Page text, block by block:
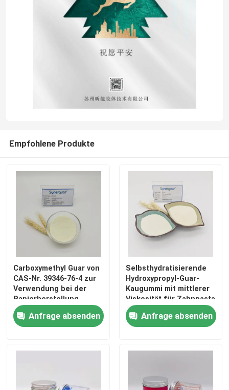
Empfohlene Produkte
Carboxymethyl Guar von
CAS-Nr. 39346-76-4 zur
Verwendung bei der
Papierherstellung
Anfrage absenden
Selbsthydratisierende
Hydroxypropyl-Guar-
Kaugummi mit mittlerer
Viskosität für Zahnpasta
Anfrage absenden